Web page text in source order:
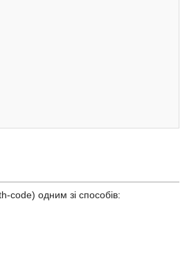
code) одним зі способів: